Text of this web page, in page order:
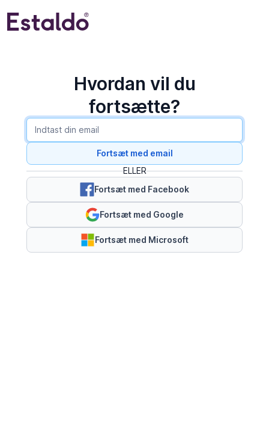
Hvordan vil du
fortsætte?
Fortsæt med email
ELLER
Fortsæt med Facebook
Fortsæt med Google
Fortsæt med Microsoft